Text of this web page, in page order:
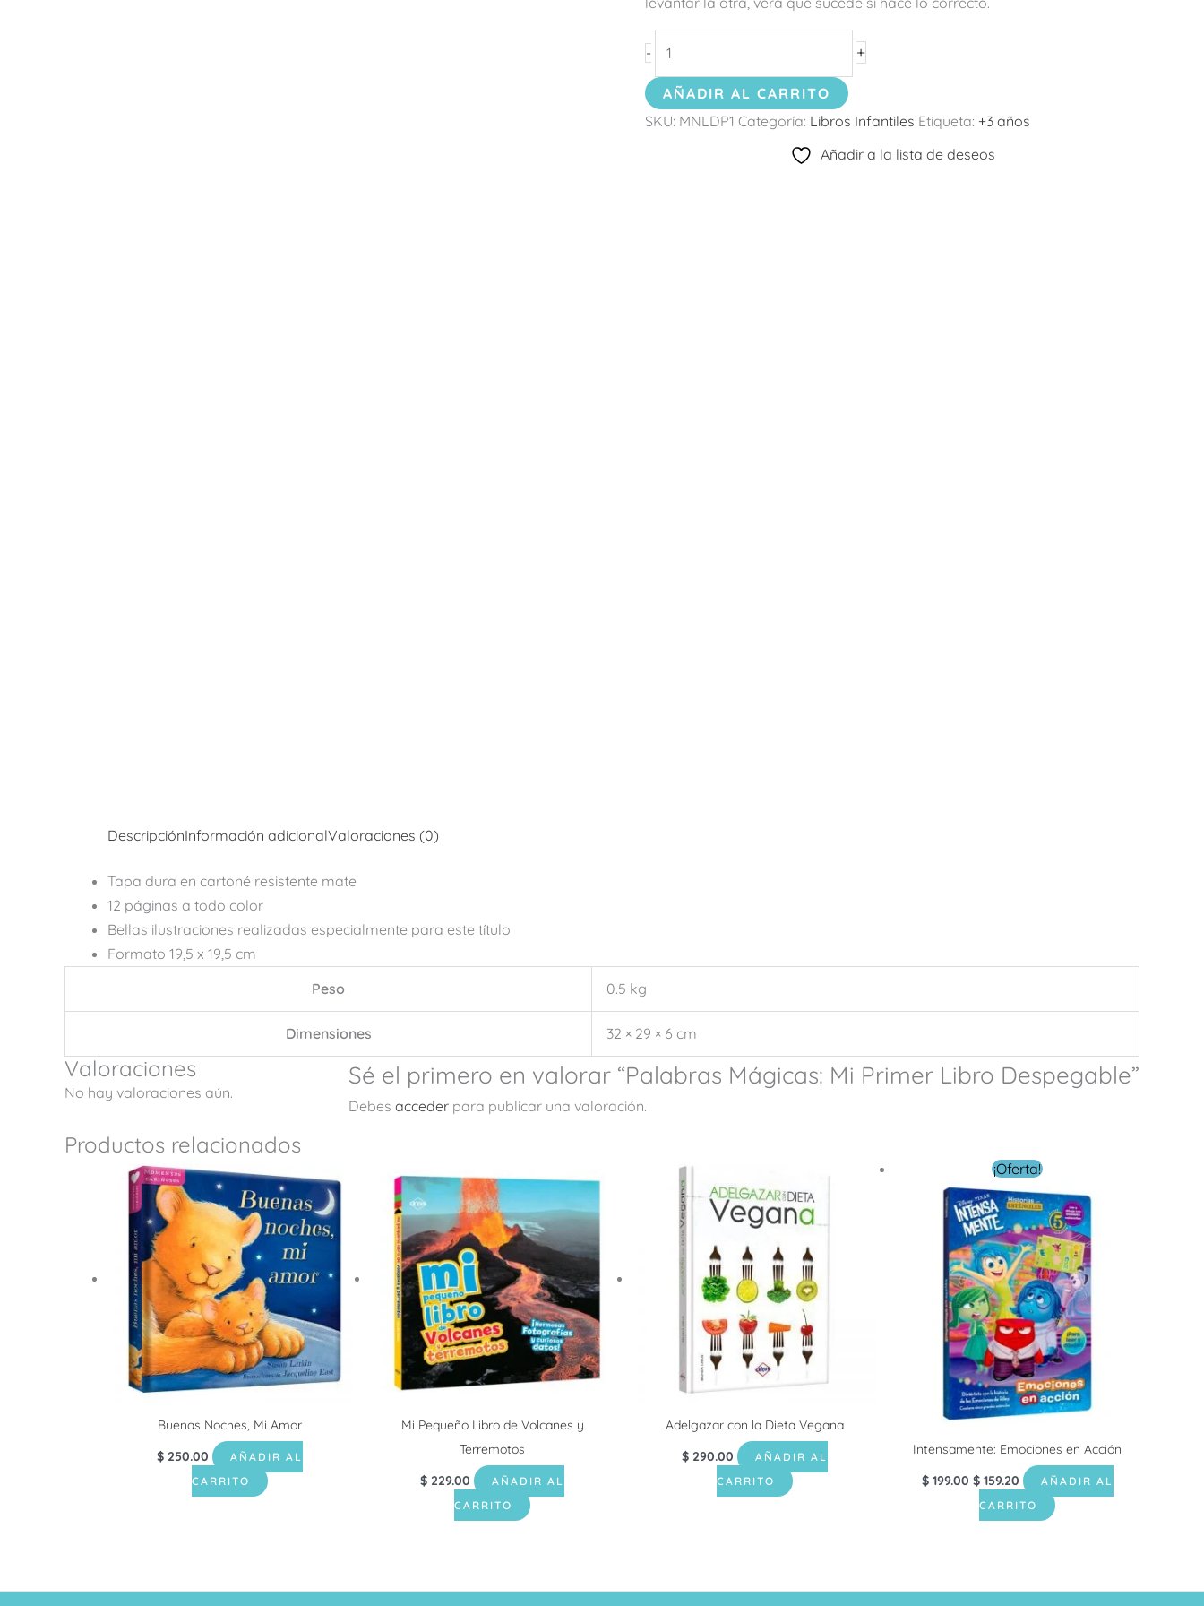
- +
AÑADIR AL CARRITO
SKU: MNLDP1 Categoría: Libros Infantiles Etiqueta: +3 años
Añadir a la lista de deseos
DescripciónInformación adicionalValoraciones (0)
Tapa dura en cartoné resistente mate
12 páginas a todo color
Bellas ilustraciones realizadas especialmente para este título
Formato 19,5 x 19,5 cm
Peso
0.5 kg
Dimensiones 32 × 29 × 6 cm
Valoraciones
No hay valoraciones aún.
Sé el primero en valorar “Palabras Mágicas: Mi Primer Libro Despegable”
Debes acceder para publicar una valoración.
Productos relacionados
Buenas Noches, Mi Amor
$ 250.00
AÑADIR AL
CARRITO
Mi Pequeño Libro de Volcanes y
Terremotos
$ 229.00
AÑADIR AL
CARRITO
Adelgazar con la Dieta Vegana
$ 290.00
AÑADIR AL
CARRITO
¡Oferta!
Intensamente: Emociones en Acción
$199.00
precio
original
era:
$ 199.00.
$159.20
El
precio
actual
es:
$ 159.20.
AÑADIR AL
CARRITO